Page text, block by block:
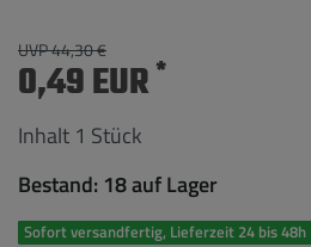
UVP 44,30 €
0,49 EUR*
Inhalt 1 Stück
Bestand: 18 auf Lager
Sofort versandfertig, Lieferzeit 24 bis 48h